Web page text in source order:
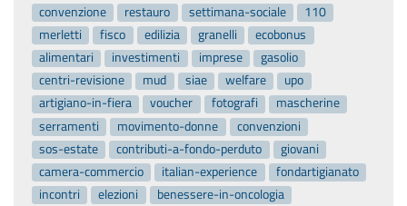
convenzione
restauro settimana-sociale
110
merletti
fisco edilizia granelli
ecobonus
alimentari
investimenti imprese
gasolio
centri-revisione
mud siae welfare
upo
artigiano-in-fiera
voucher fotografi
mascherine
serramenti
movimento-donne
convenzioni
sos-estate
contributi-a-fondo-perduto
giovani
camera-commercio
italian-experience
fondartigianato
incontri
elezioni
benessere-in-oncologia